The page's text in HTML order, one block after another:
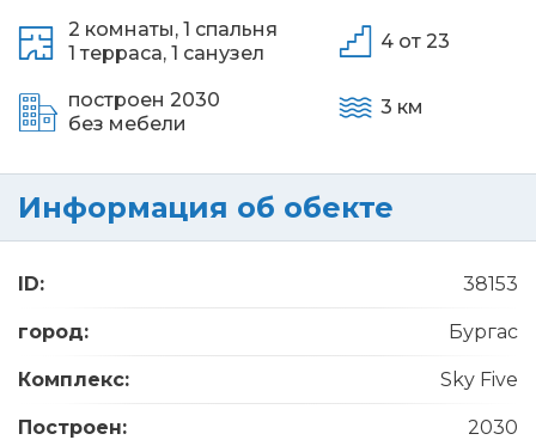
2 комнаты, 1 спальня
1 терраса, 1 санузел
построен 2030
без мебели
4 от 23
3 км
Информация об обекте
ID: 38153
город: Бургас
Комплекс: Sky Five
Построен: 2030